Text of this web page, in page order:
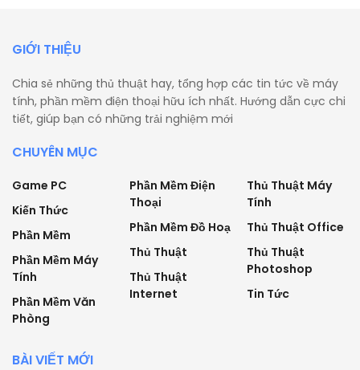
GIỚI THIỆU
Chia sẻ những thủ thuật hay, tổng hợp các tin tức về máy
tính, phần mềm điện thoại hữu ích nhất. Hướng dẫn cực chi
tiết, giúp bạn có những trải nghiệm mới
CHUYÊN MỤC
Game PC
Kiến Thức
Phần Mềm
Phần Mềm Máy
Tính
Phần Mềm Văn
Phòng
Phần Mềm Điện
Thoại
Phần Mềm Đồ Hoạ
Thủ Thuật
Thủ Thuật
Internet
Thủ Thuật Máy
Tính
Thủ Thuật Office
Thủ Thuật
Photoshop
Tin Tức
BÀI VIẾT MỚI